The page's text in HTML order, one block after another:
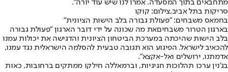
מתחבאים בתוך המסעדה. אמרו לנו שיש עוד יורה".
סריקות בתל אביב,צילום: קוקו
בחמאס משבחים: "פעולת גבורה בלב הישות הציונית"
בארגון הטרור משבחיםאת מה שכונה על ידי דובר הארגון "פעולת גבורה
בלב הישות שהיכתה במערכת הביטחון הציונית והדגישה את יכולות עמנו
להכאיב לישראל. הפיגוע הוא תגובה טבעית להסלמה הישראלית נגד עמנו,
אדמתנו, ירושלים ואל-אקצא".
בג'נין ערכו תהלוכות חגיגיות, וברמאללה חילקו ממתקים ברחובות, כאות